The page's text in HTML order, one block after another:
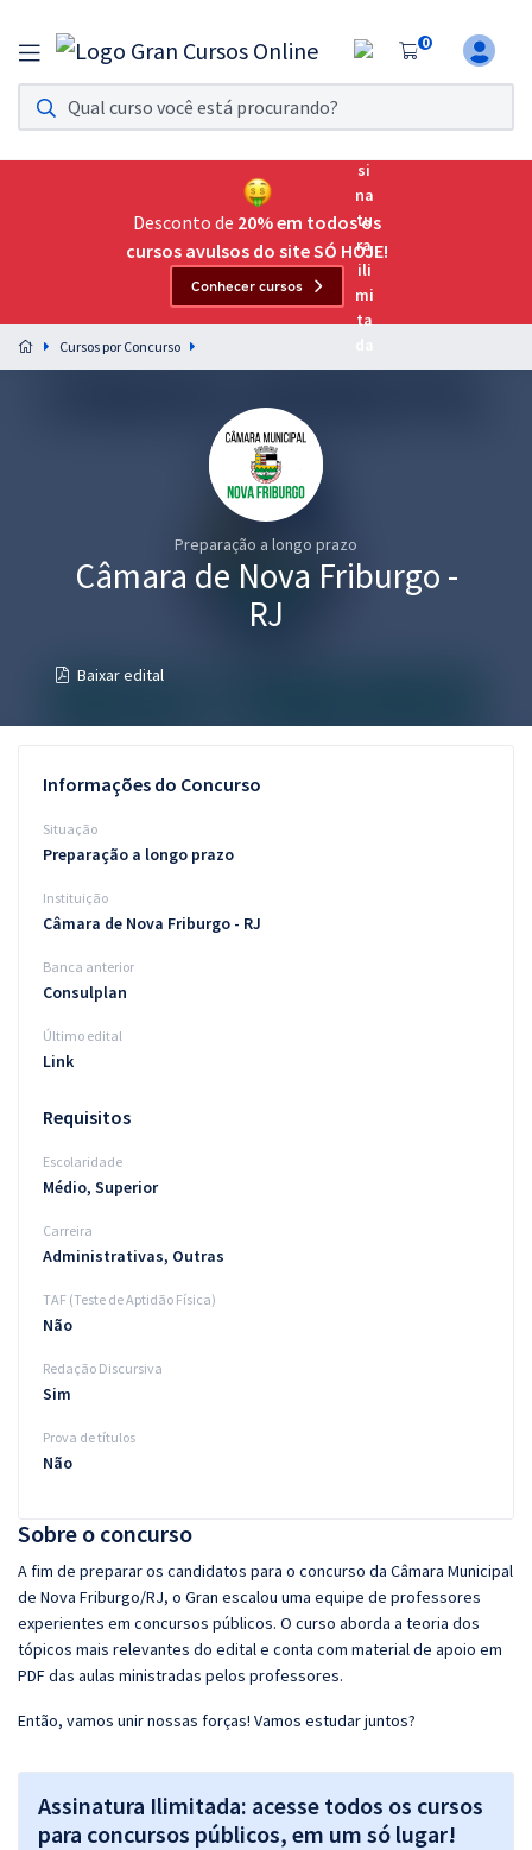
0
Assinatura Ilimitada 11
Acesso a todos os cursos. Teste grátis por 7 dias!
Assinatura OAB Até Passar
Acesso ilimitado a toda preparação para o Exame da
Preparação completa e intensiva para as principais
residências em saúde do Brasil
Questões grátis
Conteúdo gratuito
Aprovados
Atendimento
Desconto de 20% em todos os
cursos avulsos do site SÓ HOJE!
Conhecer cursos
Cursos por Concurso
Preparação a longo prazo
Câmara de Nova Friburgo -
RJ
Baixar edital
Sobre o concurso
A fim de preparar os candidatos para o concurso da Câmara Municipal
de Nova Friburgo/RJ, o Gran escalou uma equipe de professores
experientes em concursos públicos. O curso aborda a teoria dos
tópicos mais relevantes do edital e conta com material de apoio em
PDF das aulas ministradas pelos professores.
Então, vamos unir nossas forças! Vamos estudar juntos?
Assinatura Ilimitada: acesse todos os cursos
para concursos públicos, em um só lugar!
Informações do Concurso
Situação
Preparação a longo prazo
Instituição
Câmara de Nova Friburgo - RJ
Banca anterior
Consulplan
Último edital
Link
Requisitos
Escolaridade
Médio, Superior
Carreira
Administrativas, Outras
TAF (Teste de Aptidão Física)
Não
Redação Discursiva
Sim
Prova de títulos
Não